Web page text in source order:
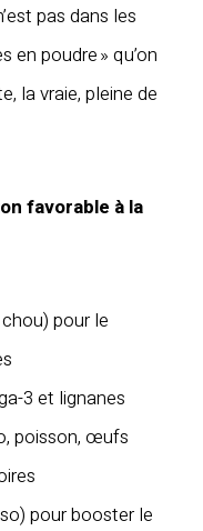
pas dans les
en poudre » qu’on
la vraie, pleine de
favorable à la
pour le
3 et lignanes
poisson, œufs
pour booster le